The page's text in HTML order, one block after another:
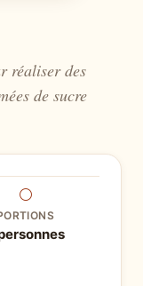
réaliser des
de sucre
⚪